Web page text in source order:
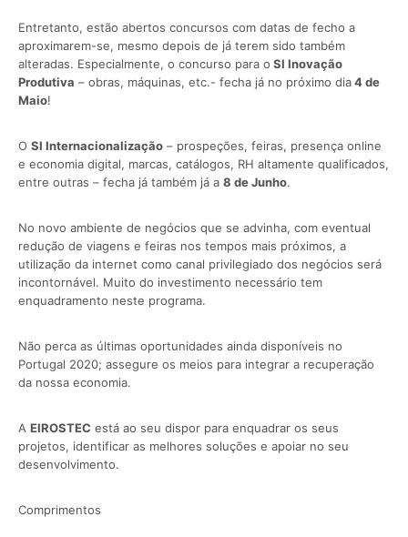
Entretanto, estão abertos concursos com datas de fecho a
aproximarem-se, mesmo depois de já terem sido também
alteradas. Especialmente, o concurso para o SI Inovação
Produtiva – obras, máquinas, etc.- fecha já no próximo dia4 de
Maio!
O SI Internacionalização – prospeções, feiras, presença online
e economia digital, marcas, catálogos, RH altamente qualificados,
entre outras – fecha já também já a 8 de Junho.
No novo ambiente de negócios que se advinha, com eventual
redução de viagens e feiras nos tempos mais próximos, a
utilização da internet como canal privilegiado dos negócios será
incontornável. Muito do investimento necessário tem
enquadramento neste programa.
Não perca as últimas oportunidades ainda disponíveis no
Portugal 2020; assegure os meios para integrar a recuperação
da nossa economia.
A EIROSTEC está ao seu dispor para enquadrar os seus
projetos, identificar as melhores soluções e apoiar no seu
desenvolvimento.
Comprimentos